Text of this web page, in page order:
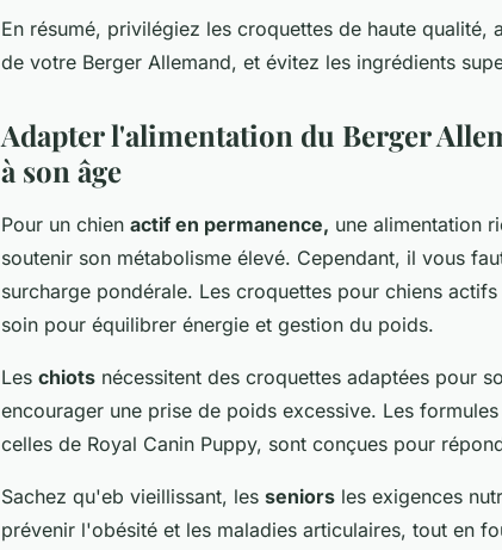
En résumé, privilégiez les croquettes de haute qualité,
de votre Berger Allemand, et évitez les ingrédients
Adapter l'alimentation du Berger
à son âge
Pour un chien actif en permanence, une alimentation
soutenir son métabolisme élevé. Cependant, il vous
surcharge pondérale. Les croquettes pour chiens
soin pour équilibrer énergie et gestion du poids.
Les chiots nécessitent des croquettes adaptées pour
encourager une prise de poids excessive. Les
celles de Royal Canin Puppy, sont conçues pour
Sachez qu'eb vieillissant, les seniors les exigences
prévenir l'obésité et les maladies articulaires, tout en